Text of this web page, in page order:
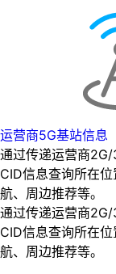
运营商5G基站信息
通过传递运营商
CID信息查询所在
航、周边推荐等。
通过传递运营商
CID信息查询所在
航、周边推荐等。